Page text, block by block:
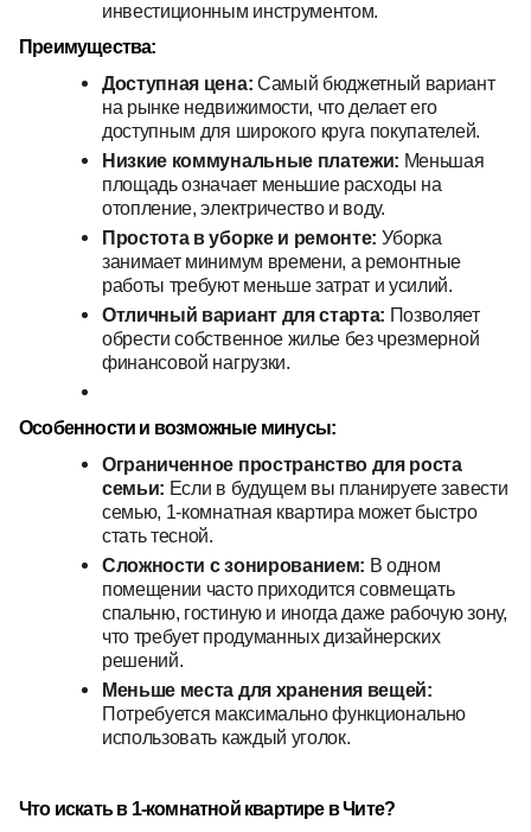
инвестиционным инструментом.
Преимущества:
Доступная цена: Самый бюджетный вариант
на рынке недвижимости, что делает его
доступным для широкого круга покупателей.
Низкие коммунальные платежи: Меньшая
площадь означает меньшие расходы на
отопление, электричество и воду.
Простота в уборке и ремонте: Уборка
занимает минимум времени, а ремонтные
работы требуют меньше затрат и усилий.
Отличный вариант для старта: Позволяет
обрести собственное жилье без чрезмерной
финансовой нагрузки.
Особенности и возможные минусы:
Ограниченное пространство для роста
семьи: Если в будущем вы планируете завести
семью, 1-комнатная квартира может быстро
стать тесной.
Сложности с зонированием: В одном
помещении часто приходится совмещать
спальню, гостиную и иногда даже рабочую зону,
что требует продуманных дизайнерских
решений.
Меньше места для хранения вещей:
Потребуется максимально функционально
использовать каждый уголок.
Что искать в 1-комнатной квартире в Чите?